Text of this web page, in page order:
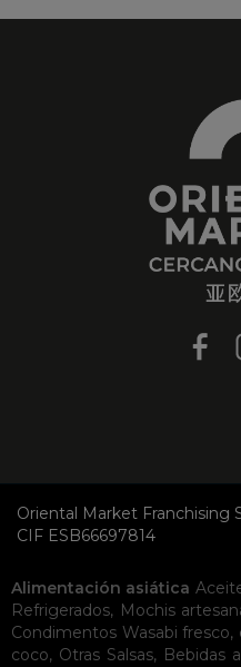
Oriental Market Franchising
CIF ESB66697814
Alimentación asiática
Refrigerados, Mochis
Condimentos Wasabi
coco, Otras Salsas, Bebidas